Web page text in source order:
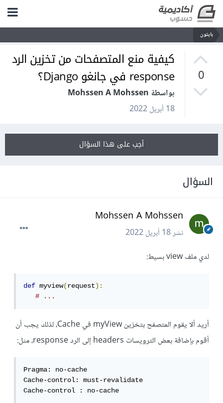
بايثون
0
كيفية منع المتصفحات من تخزين الرد
response في جانغو Django؟
بواسطة Mohssen A Mohssen
18 أبريل 2022
أجب على هذا السؤال
السؤال
Mohssen A Mohssen
نشر18 أبريل 2022
لدي ملف view بسيط:
def myview(request):
# ...
أريد ألا يقوم المتصفح بتخزين myView في Cache، لذلك يجب أن
أقوم بإضافة بعض الترويسات headers إلى الرد response، مثل:
Pragma: no-cache
Cache-control: must-revalidate
Cache-control : no-cache